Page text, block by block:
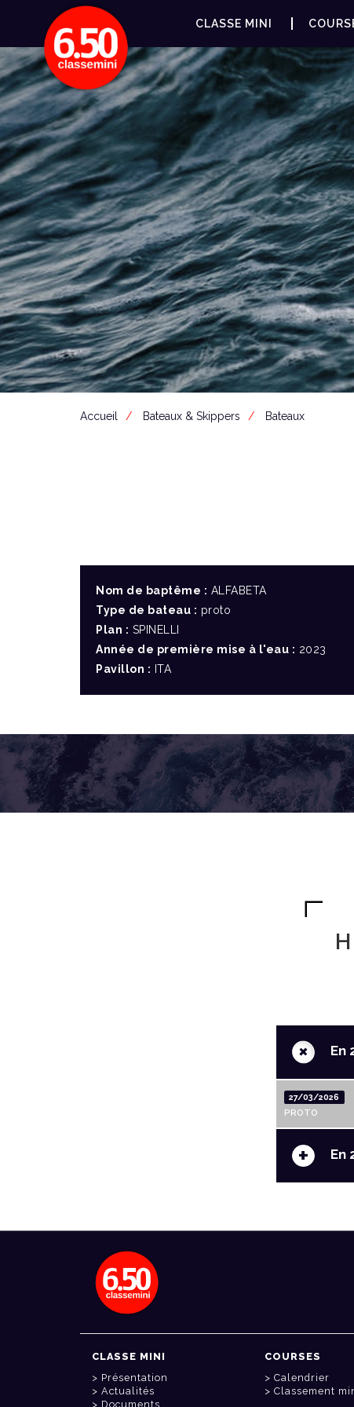
CLASSE MINI
Accueil Bateaux & Skippers Bateaux
Nom de baptême : ALFABETA
Type de bateau : proto
Plan : SPINELLI
Année de première mise à l'eau : 2023
Pavillon : ITA
+ En
27/03/2026
PROTO
+ En
CLASSE MINI
Présentation
Actualités
Documents
COURSES
Calendrier
Classement